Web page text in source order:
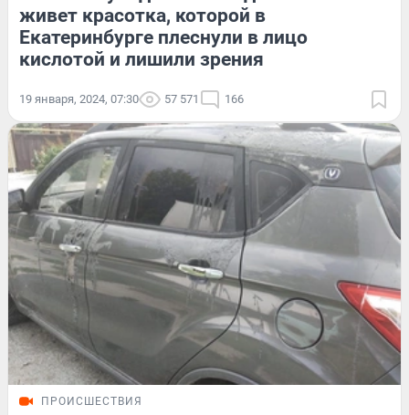
живет красотка, которой в
Екатеринбурге плеснули в лицо
кислотой и лишили зрения
19 января, 2024, 07:30 57 571 166
ПРОИСШЕСТВИЯ